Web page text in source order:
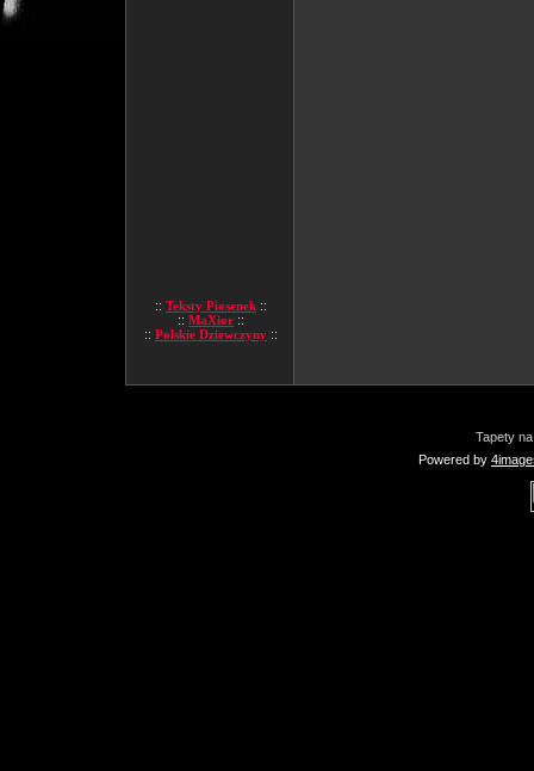
:: Teksty Piosenek ::
:: MaXior ::
:: Polskie Dziewczyny ::
Tapety
Powered by